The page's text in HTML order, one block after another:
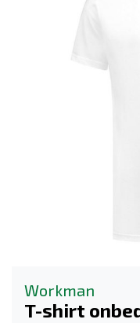
Workman
T-shirt